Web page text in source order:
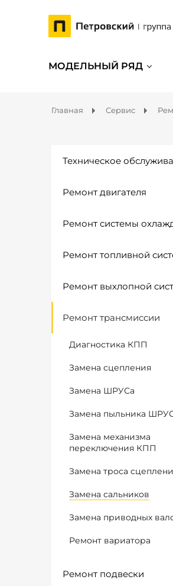
МОДЕЛЬНЫЙ РЯД
Главная Сервис
Техническое
Ремонт двигателя
Ремонт системы
Ремонт топливной
Ремонт выхлопной
Ремонт трансмиссии
Диагностика КПП
Замена сцепления
Замена ШРУСа
Замена пыльника
Замена механизма
переключения КПП
Замена троса
Замена сальников
Замена приводных
Ремонт вариатора
Ремонт подвески